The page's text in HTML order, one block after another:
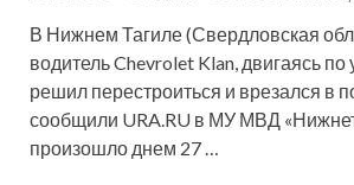
В Нижнем Тагиле (Свердловская
водитель Chevrolet Klan, двигаясь по
решил перестроиться и врезался в
сообщили URA.RU в МУ МВД
произошло днем 27 …